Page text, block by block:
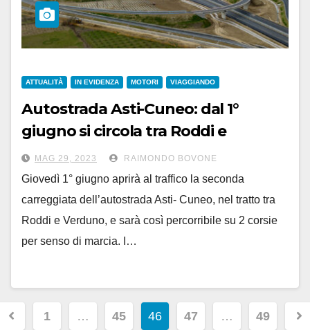
ATTUALITÀ IN EVIDENZA MOTORI VIAGGIANDO
Autostrada Asti-Cuneo: dal 1°
giugno si circola tra Roddi e
Verduno su entrambe le
carreggiate
MAG 29, 2023 RAIMONDO BOVONE
Giovedì 1° giugno aprirà al traffico la seconda
carreggiata dell’autostrada Asti- Cuneo, nel tratto tra
Roddi e Verduno, e sarà così percorribile su 2 corsie
per senso di marcia. I…
1 … 45 46 47 … 49